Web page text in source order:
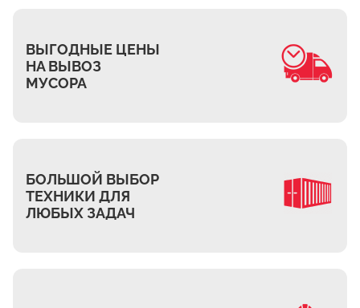
ВЫГОДНЫЕ ЦЕНЫ
НА ВЫВОЗ
МУСОРА
БОЛЬШОЙ ВЫБОР
ТЕХНИКИ ДЛЯ
ЛЮБЫХ ЗАДАЧ